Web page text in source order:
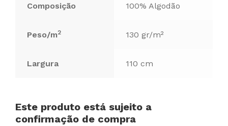
Composição 100% Algodão
Peso/m2 130 gr/m²
Largura 110 cm
Este produto está sujeito a
confirmação de compra